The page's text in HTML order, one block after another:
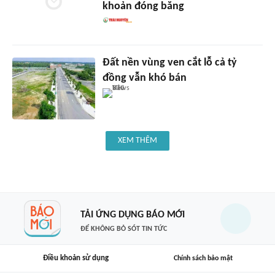
khoản đóng băng
Đất nền vùng ven cắt lỗ cả tỷ
đồng vẫn khó bán
XEM THÊM
TẢI ỨNG DỤNG BÁO MỚI
ĐỂ KHÔNG BỎ SÓT TIN TỨC
Điều khoản sử dụng Chính sách bảo mật